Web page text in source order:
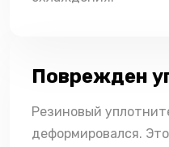
Поврежден
Резиновый
деформировался.